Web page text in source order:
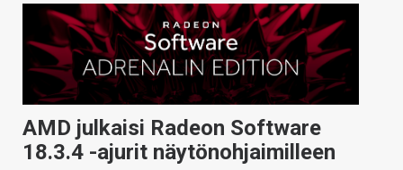
AMD julkaisi Radeon Software
18.3.4 -ajurit näytönohjaimilleen